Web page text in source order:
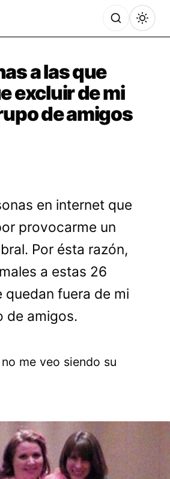
a las que
excluir de mi
de amigos
en internet que
provocarme un
Por ésta razón,
a estas 26
quedan fuera de mi
de amigos.
me veo siendo su